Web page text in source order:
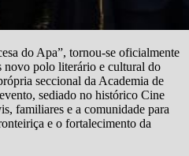
do Apa”, tornou-se oficialmente
novo polo literário e cultural do
seccional da Academia de
sediado no histórico Cine
familiares e a comunidade para
e o fortalecimento da